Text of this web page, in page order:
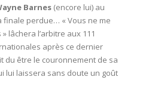
Barnes (encore lui) au
finale perdue… « Vous ne me
lâchera l’arbitre aux 111
après ce dernier
du être le couronnement de sa
lui laissera sans doute un goût